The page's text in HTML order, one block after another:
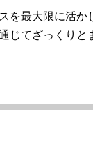
を最大限に活か
じてざっくりと